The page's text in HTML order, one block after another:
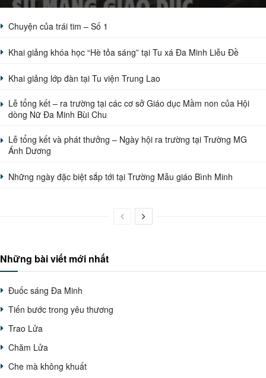
Chuyện của trái tim – Số 1
Khai giảng khóa học “Hè tỏa sáng” tại Tu xá Đa Minh Liễu Đề
Khai giảng lớp đàn tại Tu viện Trung Lao
Lễ tổng kết – ra trường tại các cơ sở Giáo dục Mầm non của Hội
dòng Nữ Đa Minh Bùi Chu
Lễ tổng kết và phát thưởng – Ngày hội ra trường tại Trường MG
Ánh Dương
Những ngày đặc biệt sắp tới tại Trường Mẫu giáo Bình Minh
Những bài viết mới nhất
Đuốc sáng Đa Minh
Tiến bước trong yêu thương
Trao Lửa
Chăm Lửa
Che mà không khuất